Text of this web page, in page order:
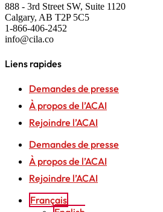
888 - 3rd Street SW, Suite 1120
Calgary, AB T2P 5C5
1-866-406-2452
info@cila.co
Liens rapides
Demandes de presse
À propos de l’ACAI
Rejoindre l’ACAI
Demandes de presse
À propos de l’ACAI
Rejoindre l’ACAI
Français